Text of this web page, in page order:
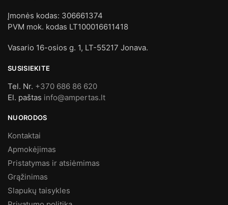
Įmonės kodas: 306661374
PVM mok. kodas LT100016611418
Vasario 16-osios g. 1, LT-55217 Jonava.
SUSISIEKITE
Tel. Nr. +370 686 86 620
El. paštas info@ampertas.lt
NUORODOS
Kontaktai
Apmokėjimas
Pristatymas ir atsiėmimas
Grąžinimas
Slapukų taisykles